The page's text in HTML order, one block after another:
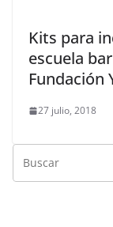
Kits para
escuela
Fundación
27 julio, 2018